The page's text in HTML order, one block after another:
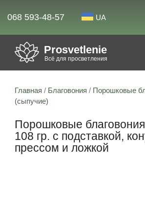
068 593-48-57 UA
Prosvetlenie
Всё для просветления
Главная / Благовония / Порошковые
(сыпучие)
Порошковые
108 гр. с подставкой,
прессом и ложкой